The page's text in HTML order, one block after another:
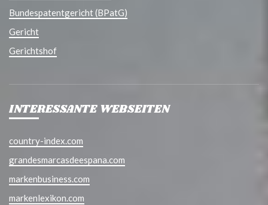
Bundespatentgericht (BPatG)
Gericht
Gerichtshof
INTERESSANTE WEBSEITEN
country-index.com
grandesmarcasdeespana.com
markenbusiness.com
markenlexikon.com